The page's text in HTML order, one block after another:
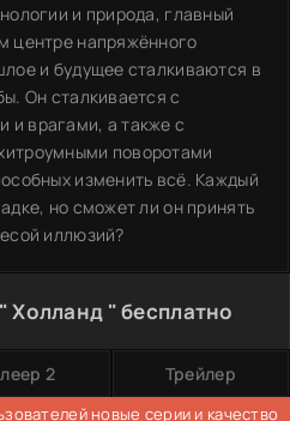
и природа, главный
центре напряжённого
и будущее сталкиваются в
Он сталкивается с
и врагами, а также с
поворотами
изменить всё. Каждый
но сможет ли он принять
иллюзий?
Холланд " бесплатно
2 Трейлер
новые серии и качество